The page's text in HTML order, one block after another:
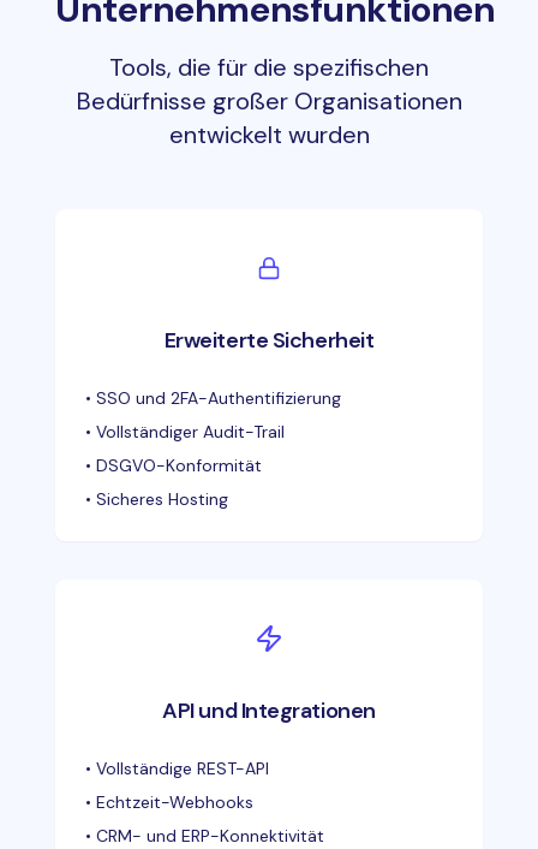
Unternehmensfunktionen
Tools, die für die spezifischen
Bedürfnisse großer Organisationen
entwickelt wurden
Erweiterte Sicherheit
• SSO und 2FA-Authentifizierung
• Vollständiger Audit-Trail
• DSGVO-Konformität
• Sicheres Hosting
API und Integrationen
• Vollständige REST-API
• Echtzeit-Webhooks
• CRM- und ERP-Konnektivität